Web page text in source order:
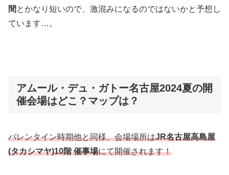
間 とかなり短いので、激混みになるのではないかと予想し
ています…。
アムール・デュ・ガトー名古屋2024夏の開
催会場はどこ？マップは？
バレンタイン時期他と同様、会場場所はJR名古屋高島屋
(タカシマヤ)10階 催事場にて開催されます！